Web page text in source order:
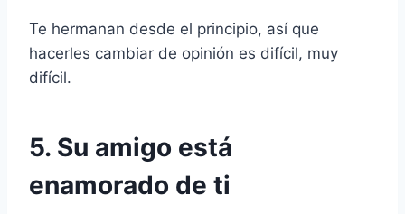
Te hermanan desde el principio, así que
hacerles cambiar de opinión es difícil, muy
difícil.
5. Su amigo está
enamorado de ti